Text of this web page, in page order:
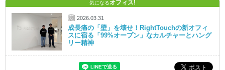
気になるオフィス!
2026.03.31
成長痛の「壁」を壊せ！RightTouchの新オフィ
スに宿る「99%オープン」なカルチャーとハング
リー精神